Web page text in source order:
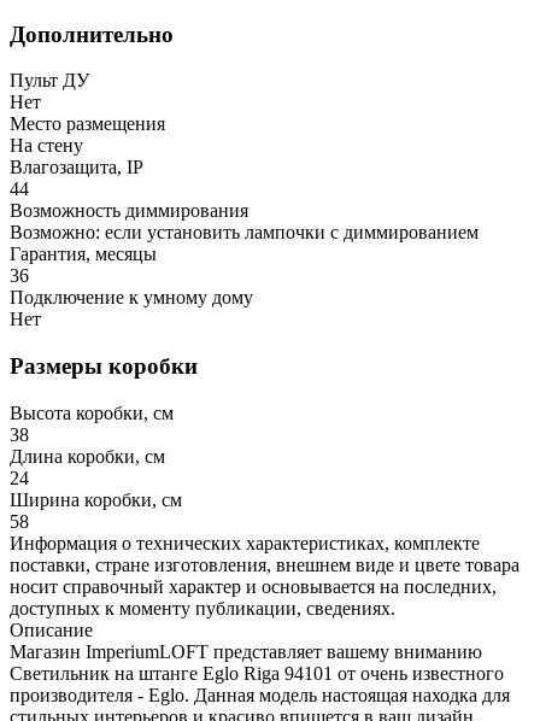
Дополнительно
Пульт ДУ
Нет
Место размещения
На стену
Влагозащита, IP
44
Возможность диммирования
Возможно: если установить лампочки с диммированием
Гарантия, месяцы
36
Подключение к умному дому
Нет
Размеры коробки
Высота коробки, см
38
Длина коробки, см
24
Ширина коробки, см
58
Информация о технических характеристиках, комплекте
поставки, стране изготовления, внешнем виде и цвете товара
носит справочный характер и основывается на последних,
доступных к моменту публикации, сведениях.
Описание
Магазин ImperiumLOFT представляет вашему вниманию
Светильник на штанге Eglo Riga 94101 от очень известного
производителя - Eglo. Данная модель настоящая находка для
стильных интерьеров и красиво впишется в ваш дизайн.